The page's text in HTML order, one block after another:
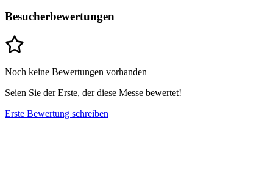
Besucherbewertungen
Noch keine Bewertungen vorhanden
Seien Sie der Erste, der diese Messe bewertet!
Erste Bewertung schreiben